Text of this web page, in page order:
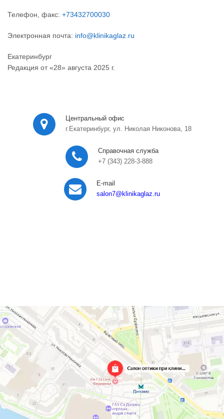
Телефон, факс: +73432700030
Электронная почта: info@klinikaglaz.ru
Екатеринбург
Редакция от «28» августа 2025 г.
Центральный офис
г.Екатеринбург, ул. Николая Никонова, 18
Справочная служба
+7 (343) 228-3-888
E-mail
salon7@klinikaglaz.ru